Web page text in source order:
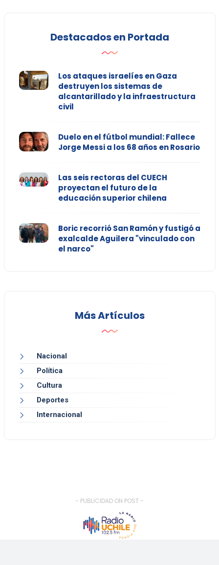
Destacados en Portada
Los ataques israelíes en Gaza
destruyen los sistemas de
alcantarillado y la infraestructura
civil
Duelo en el fútbol mundial: Fallece
Jorge Messi a los 68 años en Rosario
Las seis rectoras del CUECH
proyectan el futuro de la
educación superior chilena
Boric recorrió San Ramón y fustigó a
exalcalde Aguilera "vinculado con
el narco"
Más Artículos
Nacional
Política
Cultura
Deportes
Internacional
- PUBLICIDAD ON POST -